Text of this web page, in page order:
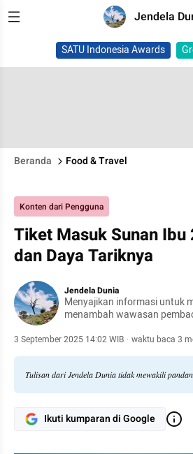
Jendela
SATU Indonesia Awards
Beranda Food & Travel
Konten dari Pengguna
Tiket Masuk Sunan
dan Daya Tariknya
Jendela Dunia
Menyajikan informasi untuk
menambah wawasan
3 September 2025 14:02 WIB · waktu baca 3
Tulisan dari Jendela Dunia tidak mewakili
Ikuti kumparan di Google